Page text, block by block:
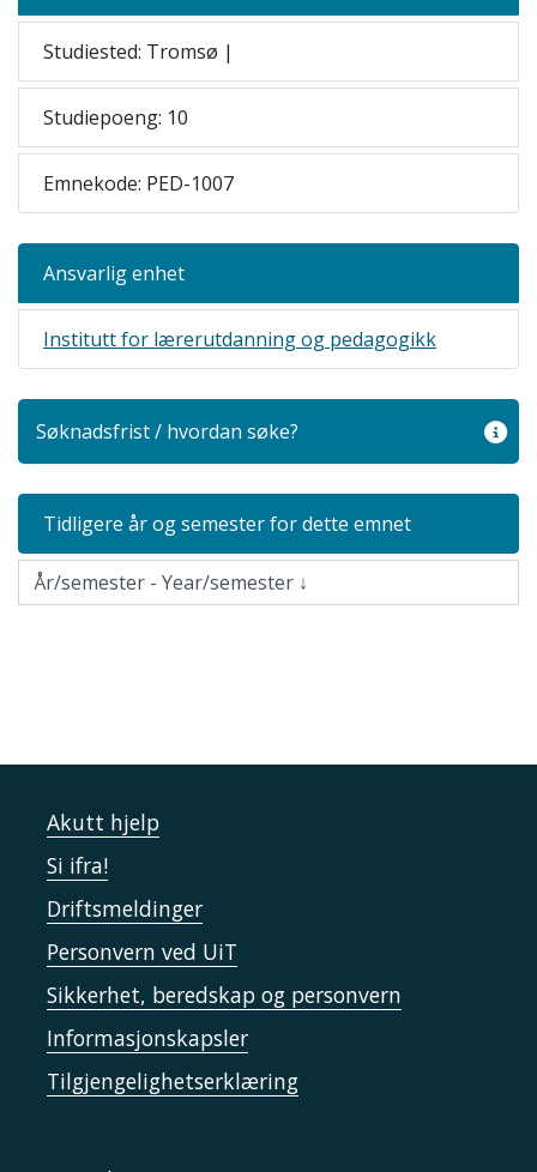
Studiested: Tromsø |
Studiepoeng: 10
Emnekode: PED-1007
Ansvarlig enhet
Institutt for lærerutdanning og pedagogikk
Søknadsfrist / hvordan søke?
Tidligere år og semester for dette emnet
Akutt hjelp
Si ifra!
Driftsmeldinger
Personvern ved UiT
Sikkerhet, beredskap og personvern
Informasjonskapsler
Tilgjengelighetserklæring